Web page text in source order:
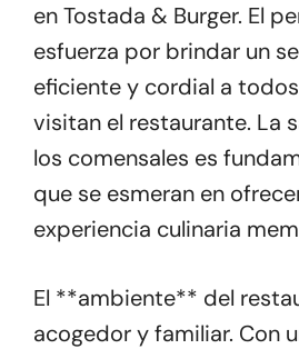
en Tostada & Burger. El
esfuerza por brindar un
eficiente y cordial a
visitan el restaurante. La
los comensales es
que se esmeran en
experiencia culinaria
El **ambiente** del
acogedor y familiar. Con